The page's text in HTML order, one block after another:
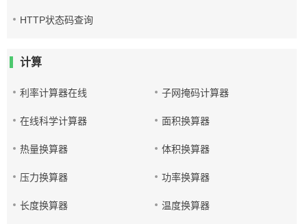
HTTP状态码查询
计算
利率计算器在线 子网掩码计算器
在线科学计算器 面积换算器
热量换算器 体积换算器
压力换算器 功率换算器
长度换算器 温度换算器